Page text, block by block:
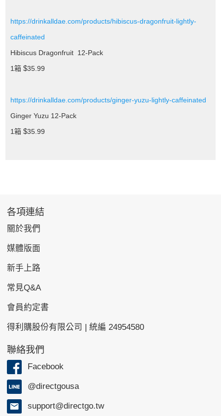
https://drinkalldae.com/products/hibiscus-dragonfruit-lightly-
caffeinated
Hibiscus Dragonfruit 12-Pack
1箱$35.99
https://drinkalldae.com/products/ginger-yuzu-lightly-caffeinated
Ginger Yuzu 12-Pack
1箱$35.99
各項連結
關於我們
媒體版面
新手上路
常見Q&A
會員約定書
得利購股份有限公司 | 統編 24954580
聯絡我們
Facebook
@directgousa
support@directgo.tw